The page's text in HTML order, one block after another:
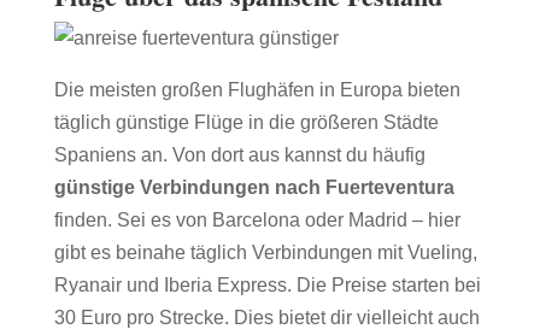
Die meisten großen Flughäfen in Europa bieten
täglich günstige Flüge in die größeren Städte
Spaniens an. Von dort aus kannst du häufig
günstige Verbindungen nach Fuerteventura
finden. Sei es von Barcelona oder Madrid – hier
gibt es beinahe täglich Verbindungen mit Vueling,
Ryanair und Iberia Express. Die Preise starten bei
30 Euro pro Strecke. Dies bietet dir vielleicht auch